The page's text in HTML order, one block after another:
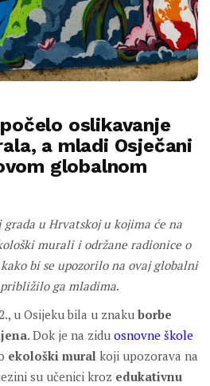
oslikavanje
a mladi Osječani
globalnom
u Hrvatskoj u kojima će na
murali i održane radionice o
bi se upozorilo na ovaj globalni
ga mladima.
u Osijeku bila u znaku borbe
. Dok je na zidu osnovne škole
ekološki mural koji upozorava na
su učenici kroz edukativnu